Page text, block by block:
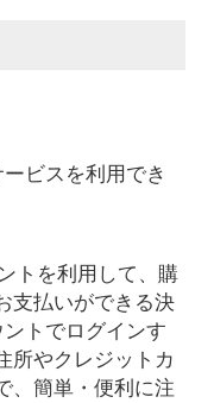
ビスを利用でき
トを利用して、購
支払いができる決
トでログインす
所やクレジットカ
、簡単・便利に注